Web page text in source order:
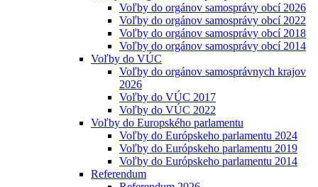
Voľby do orgánov samosprávy obcí 2026
Voľby do orgánov samosprávy obcí 2022
Voľby do orgánov samosprávy obcí 2018
Voľby do orgánov samosprávy obcí 2014
Voľby do VÚC
Voľby do orgánov samosprávnych krajov
2026
Voľby do VÚC 2017
Voľby do VÚC 2022
Voľby do Europského parlamentu
Voľby do Európskeho parlamentu 2024
Voľby do Európskeho parlamentu 2019
Voľby do Európskeho parlamentu 2014
Referendum